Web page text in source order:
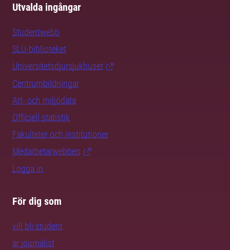
Utvalda ingångar
Studentwebb
SLU-biblioteket
Universitetsdjursjukhuset
Centrumbildningar
Art- och miljödata
Officiell statistik
Fakulteter och institutioner
Medarbetarwebben
Logga in
För dig som
vill bli student
är journalist